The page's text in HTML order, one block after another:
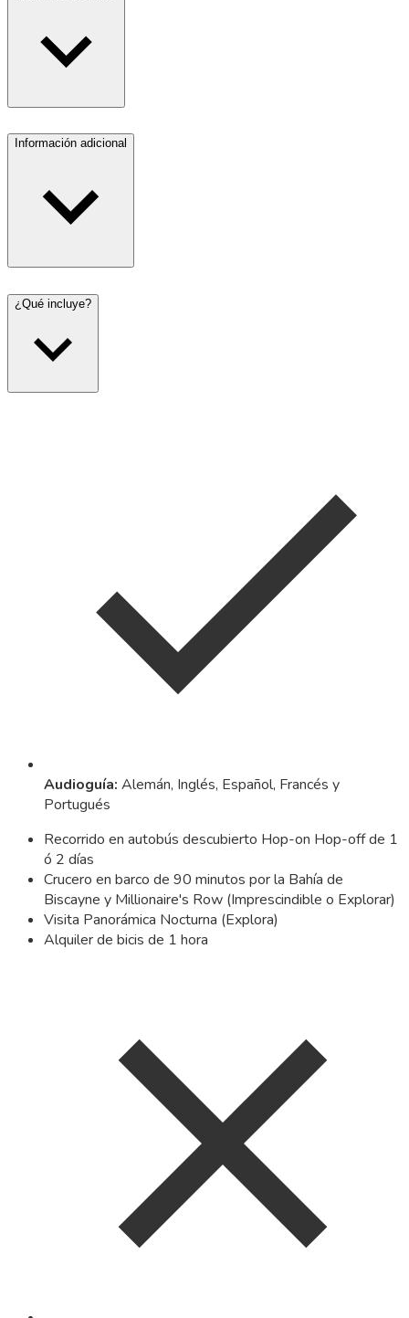
Información adicional
¿Qué incluye?
Audioguía: Alemán, Inglés, Español, Francés y
Portugués
Recorrido en autobús descubierto Hop-on Hop-off de 1
ó 2 días
Crucero en barco de 90 minutos por la Bahía de
Biscayne y Millionaire's Row (Imprescindible o Explorar)
Visita Panorámica Nocturna (Explora)
Alquiler de bicis de 1 hora